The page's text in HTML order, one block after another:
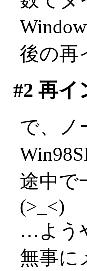
後の再
#2 再イ
で、ノ
途中で
(>_<)
…よう
無事に